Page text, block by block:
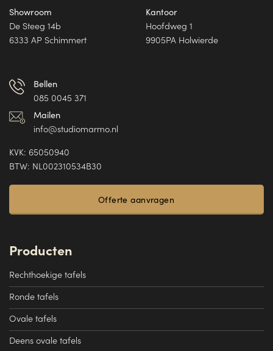
Showroom
De Steeg 14b
6333 AP Schimmert
Kantoor
Hoofdweg 1
9905PA Holwierde
Bellen
085 0045 371
Mailen
info@studiomarmo.nl
KVK: 65050940
BTW: NL002310534B30
Offerte aanvragen
Producten
Rechthoekige tafels
Ronde tafels
Ovale tafels
Deens ovale tafels